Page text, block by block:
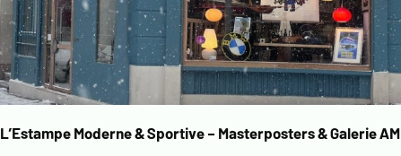
L’Estampe Moderne & Sportive – Masterposters & Galerie AM